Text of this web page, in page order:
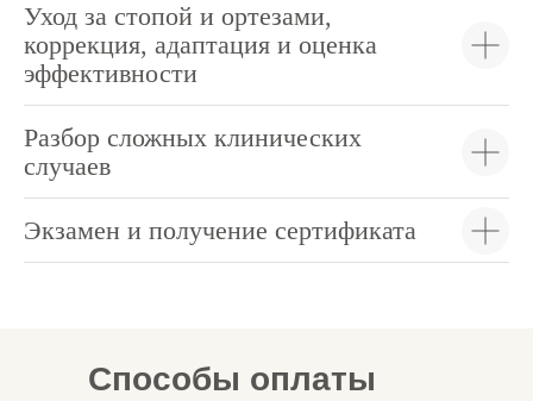
Уход за стопой и ортезами,
коррекция, адаптация и оценка
эффективности
Разбор сложных клинических
случаев
Экзамен и получение сертификата
Способы оплаты